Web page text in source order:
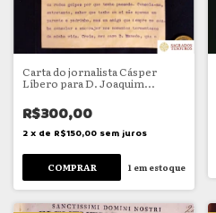
Carta do jornalista Cásper
Líbero para D. Joaquim
Mamede da Silva Leite
R$300,00
2 x de R$150,00 sem juros
1 em estoque